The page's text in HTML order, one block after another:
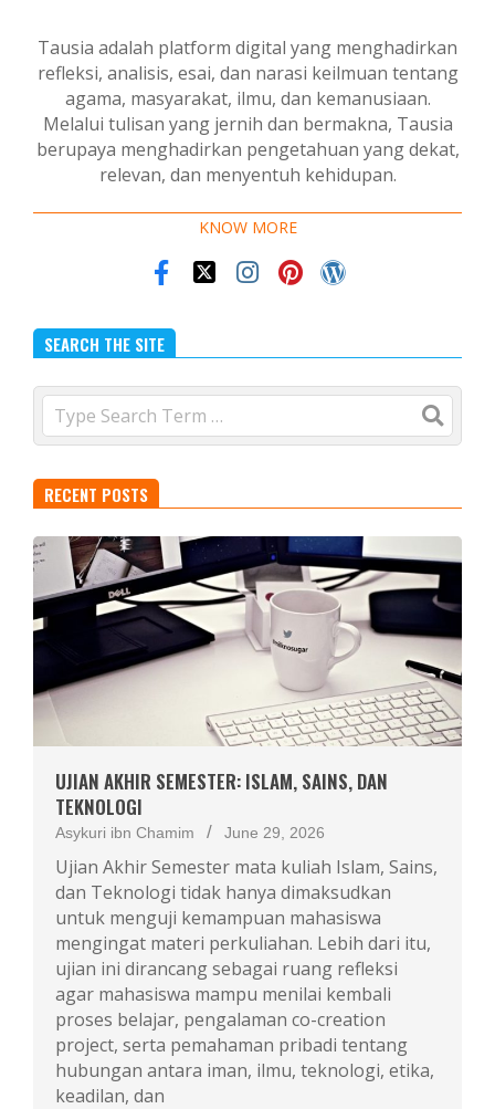
Tausia adalah platform digital yang menghadirkan
refleksi, analisis, esai, dan narasi keilmuan tentang
agama, masyarakat, ilmu, dan kemanusiaan.
Melalui tulisan yang jernih dan bermakna, Tausia
berupaya menghadirkan pengetahuan yang dekat,
relevan, dan menyentuh kehidupan.
KNOW MORE
SEARCH THE SITE
Search
RECENT POSTS
UJIAN AKHIR SEMESTER: ISLAM, SAINS, DAN
TEKNOLOGI
Asykuri ibn Chamim June 29, 2026
Ujian Akhir Semester mata kuliah Islam, Sains,
dan Teknologi tidak hanya dimaksudkan
untuk menguji kemampuan mahasiswa
mengingat materi perkuliahan. Lebih dari itu,
ujian ini dirancang sebagai ruang refleksi
agar mahasiswa mampu menilai kembali
proses belajar, pengalaman co-creation
project, serta pemahaman pribadi tentang
hubungan antara iman, ilmu, teknologi, etika,
keadilan, dan